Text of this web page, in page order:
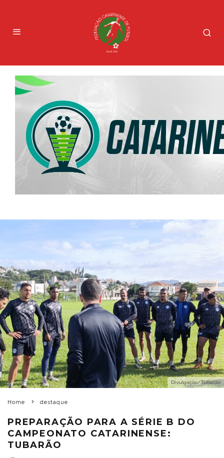
Divulgação/Tubarão
Home destaque
PREPARAÇÃO PARA A SÉRIE B DO
CAMPEONATO CATARINENSE:
TUBARÃO